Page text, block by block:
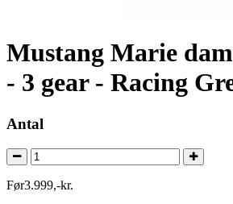
Mustang Marie
- 3 gear - Racing
Antal
Før3.999,-kr.